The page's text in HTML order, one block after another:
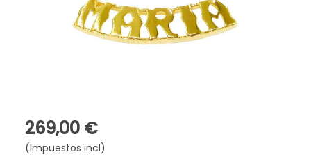
269,00 €
(Impuestos incl)